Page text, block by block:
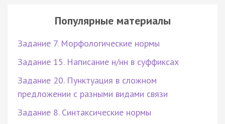
Популярные материалы
Задание 7. Морфологические нормы
Задание 15. Написание н/нн в суффиксах
Задание 20. Пунктуация в сложном
предложении с разными видами связи
Задание 8. Синтаксические нормы